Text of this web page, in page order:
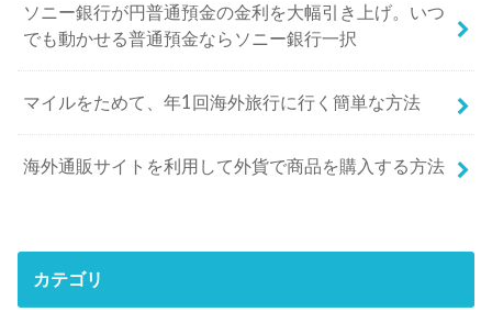
ソニー銀行が円普通預金の金利を大幅引き上げ。いつ
でも動かせる普通預金ならソニー銀行一択
マイルをためて、年1回海外旅行に行く簡単な方法
海外通販サイトを利用して外貨で商品を購入する方法
カテゴリ